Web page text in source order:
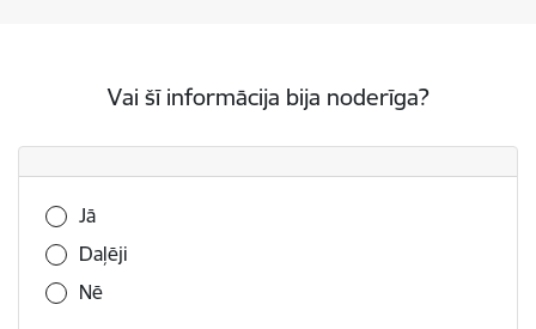
Vai šī informācija bija noderīga?
Vai šī informācija bija noderīga?
Jā
Daļēji
Nē